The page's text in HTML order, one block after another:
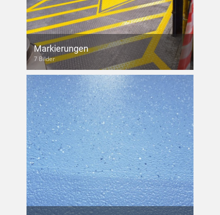
Markierungen
7 Bilder